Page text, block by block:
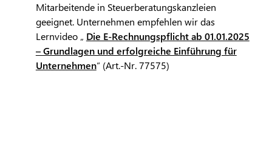
Mitarbeitende in Steuerberatungskanzleien
geeignet. Unternehmen empfehlen wir das
Lernvideo „ Die E-Rechnungspflicht ab 01.01.2025
– Grundlagen und erfolgreiche Einführung für
Unternehmen“ (Art.-Nr. 77575)